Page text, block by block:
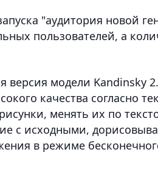
"аудитория новой
пользователей, а
версия модели Kandinsky
качества согласно
менять их по
с исходными,
в режиме